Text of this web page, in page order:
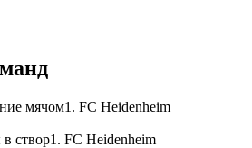
мячом1. FC Heidenheim
створ1. FC Heidenheim